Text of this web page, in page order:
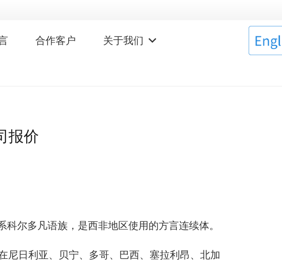
合作客户 关于我们
报价
科尔多凡语族，是西非地区使用的方言连续体。
日利亚、贝宁、多哥、巴西、塞拉利昂、北加